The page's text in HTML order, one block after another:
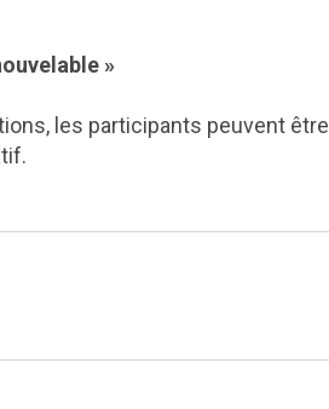
»
les participants peuvent être